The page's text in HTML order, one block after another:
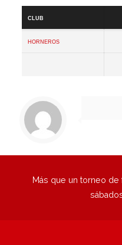
Club
Horneros
Más que un torneo